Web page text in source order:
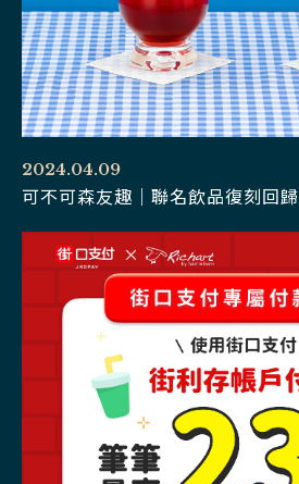
2024.04.09
可不可森友趣｜聯名飲品復刻回歸